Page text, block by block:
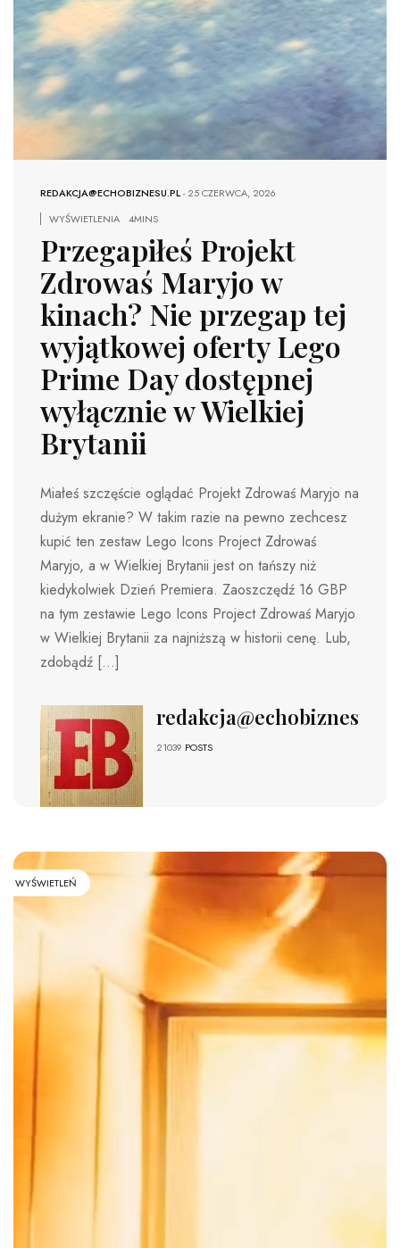
REDAKCJA@ECHOBIZNESU.PL-25 CZERWCA, 2026
WYŚWIETLENIA
4MINS
Przegapiłeś Projekt
Zdrowaś Maryjo w
kinach? Nie przegap tej
wyjątkowej oferty Lego
Prime Day dostępnej
wyłącznie w Wielkiej
Brytanii
Miałeś szczęście oglądać Projekt Zdrowaś Maryjo na
dużym ekranie? W takim razie na pewno zechcesz
kupić ten zestaw Lego Icons Project Zdrowaś
Maryjo, a w Wielkiej Brytanii jest on tańszy niż
kiedykolwiek Dzień Premiera. Zaoszczędź 16 GBP
na tym zestawie Lego Icons Project Zdrowaś Maryjo
w Wielkiej Brytanii za najniższą w historii cenę. Lub,
zdobądź […]
redakcja@echobiznesu.pl
21039 POSTS
WYŚWIETLEŃ